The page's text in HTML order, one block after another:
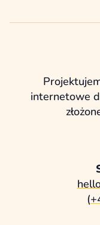
internetowe